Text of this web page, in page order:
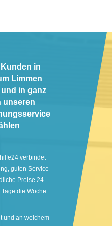
in
Limmen
in ganz
unseren
verbindet
guten Service
Preise 24
die Woche.
und an welchem